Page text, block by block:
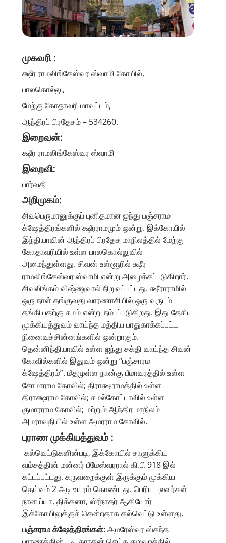
முகவரி :
க்ஷீர ராமலிங்கேஸ்வர ஸ்வாமி கோயில்,
பாலகொல்லு,
மேற்கு கோதாவரி மாவட்டம்,
ஆந்திரப் பிரதேசம் – 534260.
இறைவன்:
க்ஷீர ராமலிங்கேஸ்வர ஸ்வாமி
இறைவி:
பார்வதி
அறிமுகம்:
சிவபெருமானுக்குப் புனிதமான ஐந்து பஞ்சராம
க்ஷேத்திரங்களில் க்ஷீரராமமும் ஒன்று. இக்கோயில்
இந்தியாவின் ஆந்திரப் பிரதேச மாநிலத்தில் மேற்கு
கோதாவரியில் உள்ள பாலகொல்லுவில்
அமைந்துள்ளது. சிவன் உள்ளூரில் க்ஷீர
ராமலிங்கேஸ்வர ஸ்வாமி என்று அழைக்கப்படுகிறார்.
சிவலிங்கம் விஷ்ணுவால் நிறுவப்பட்டது. க்ஷீராராமில்
ஒரு நாள் தங்குவது வாரணாசியில் ஒரு வருடம்
தங்கியதற்கு சமம் என்று நம்பப்படுகிறது. இது தேசிய
முக்கியத்துவம் வாய்ந்த மத்திய பாதுகாக்கப்பட்ட
நினைவுச்சின்னங்களில் ஒன்றாகும்.
தென்னிந்தியாவில் உள்ள ஐந்து சக்தி வாய்ந்த சிவன்
கோவில்களில் இதுவும் ஒன்று “பஞ்சாரம
க்ஷேத்திரம்”. மீதமுள்ள நான்கு பீமாவரத்தில் உள்ள
சோமாராம கோவில்; திராக்ஷராமத்தில் உள்ள
திராக்ஷராம கோவில்; சமல்கோட்டாவில் உள்ள
குமாரராம கோவில்; மற்றும் ஆந்திர மாநிலம்
அமராவதியில் உள்ள அமரராம கோவில்.
புராண முக்கியத்துவம் :
கல்வெட்டுகளின்படி, இக்கோயில் சாளுக்கிய
வம்சத்தின் மன்னர் பீமேஸ்வரரால் கி.பி 918 இல்
கட்டப்பட்டது. கருவறைக்குள் இருக்கும் முக்கிய
தெய்வம் 2 அடி உயரம் கொண்டது. பெரிய புலவர்கள்
நானய்யா, திக்கனா, ஸ்ரீநாதர் ஆகியோர்
இக்கோயிலுக்குச் சென்றதாக கல்வெட்டு உள்ளது.
பஞ்சராம க்ஷேத்திரங்கள்:அமரேஸ்வர ஸ்கந்த